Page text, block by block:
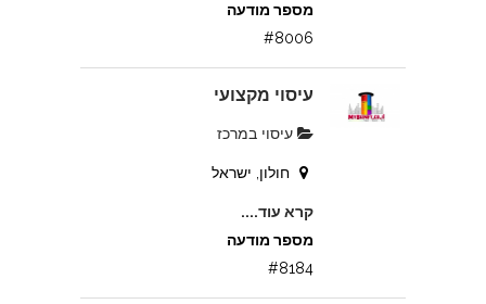
מספר מודעה
#8006
עיסוי מקצועי
עיסוי במרכז
חולון, ישראל
קרא עוד....
מספר מודעה
#8184